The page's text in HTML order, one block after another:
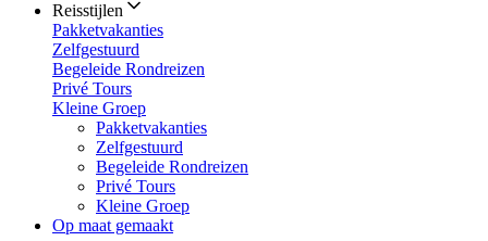
Reisstijlen
Pakketvakanties
Zelfgestuurd
Begeleide Rondreizen
Privé Tours
Kleine Groep
Pakketvakanties
Zelfgestuurd
Begeleide Rondreizen
Privé Tours
Kleine Groep
Op maat gemaakt